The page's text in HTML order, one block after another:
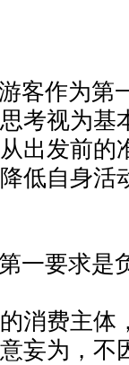
客作为第
考视为基
出发前的
低自身活
一要求是
消费主体
妄为，不